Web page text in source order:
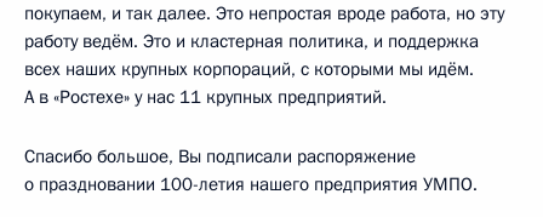
покупаем, и так далее. Это непростая вроде работа, но эту
работу ведём. Это и кластерная политика, и поддержка
всех наших крупных корпораций, с которыми мы идём.
А в «Ростехе» у нас 11 крупных предприятий.
Спасибо большое, Вы подписали распоряжение
о праздновании 100-летия нашего предприятия УМПО.